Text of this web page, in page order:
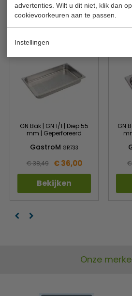
advertenties. Wilt u dit niet, klik dan
cookievoorkeuren aan te passen.
Instellingen
Is dit iets voor jou?
GN Bak | GN 1/1 | Diep 55
mm | Geperforeerd
GastroM GR733
€ 38,49 € 36,00
Bekijken
GN
€
Onze